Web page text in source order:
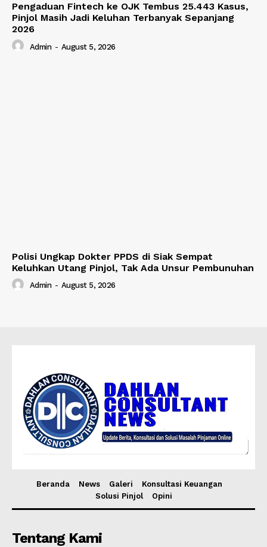
Pengaduan Fintech ke OJK Tembus 25.443 Kasus,
Pinjol Masih Jadi Keluhan Terbanyak Sepanjang
2026
Admin - August 5, 2026
Polisi Ungkap Dokter PPDS di Siak Sempat
Keluhkan Utang Pinjol, Tak Ada Unsur Pembunuhan
Admin - August 5, 2026
Beranda News Galeri
Konsultasi Keuangan
Solusi Pinjol
Opini
Tentang Kami